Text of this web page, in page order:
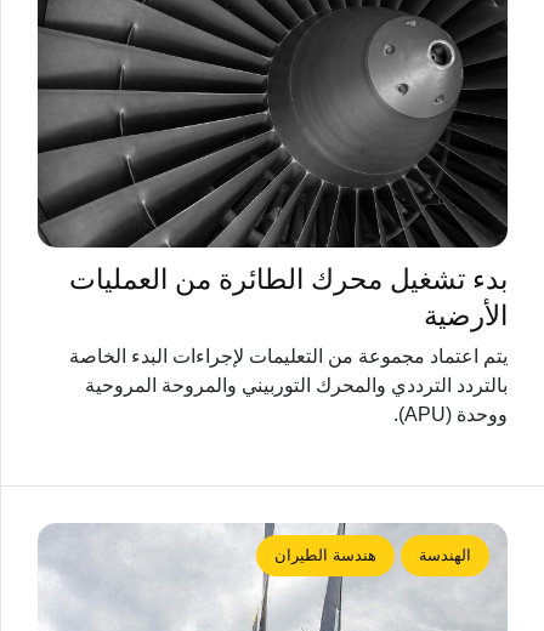
بدء تشغيل محرك الطائرة من العمليات
الأرضية
يتم اعتماد مجموعة من التعليمات لإجراءات البدء الخاصة
بالتردد الترددي والمحرك التوربيني والمروحة المروحية
ووحدة (APU).
الهندسة هندسة الطيران